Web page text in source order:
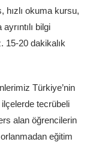
hızlı okuma kursu,
bilgi
15-20 dakikalık
Türkiye’nin
tecrübeli
alan öğrencilerin
eğitim